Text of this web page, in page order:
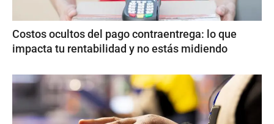
Costos ocultos del pago contraentrega: lo que
impacta tu rentabilidad y no estás midiendo